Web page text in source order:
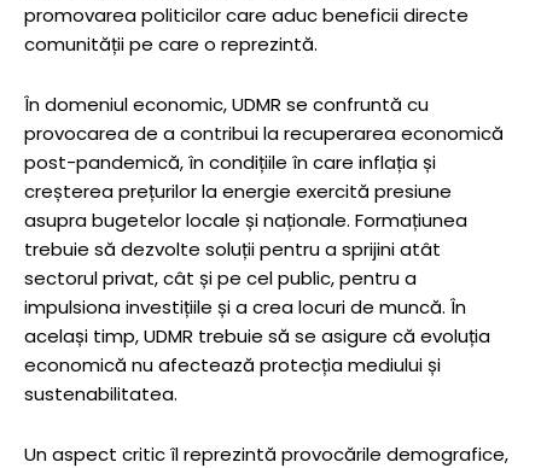
promovarea politicilor care aduc beneficii directe
comunității pe care o reprezintă.
În domeniul economic, UDMR se confruntă cu
provocarea de a contribui la recuperarea economică
post-pandemică, în condițiile în care inflația și
creșterea prețurilor la energie exercită presiune
asupra bugetelor locale și naționale. Formațiunea
trebuie să dezvolte soluții pentru a sprijini atât
sectorul privat, cât și pe cel public, pentru a
impulsiona investițiile și a crea locuri de muncă. În
același timp, UDMR trebuie să se asigure că evoluția
economică nu afectează protecția mediului și
sustenabilitatea.
Un aspect critic îl reprezintă provocările demografice,